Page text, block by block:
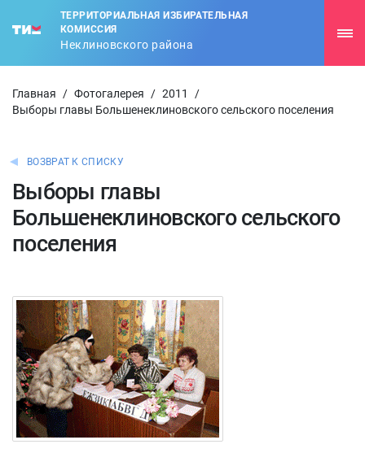
ТЕРРИТОРИАЛЬНАЯ ИЗБИРАТЕЛЬНАЯ
КОМИССИЯ
Неклиновского района
Главная / Фотогалерея / 2011
/
Выборы главы Большенеклиновского сельского поселения
ВОЗВРАТ К СПИСКУ
Выборы главы
Большенеклиновского сельского
поселения